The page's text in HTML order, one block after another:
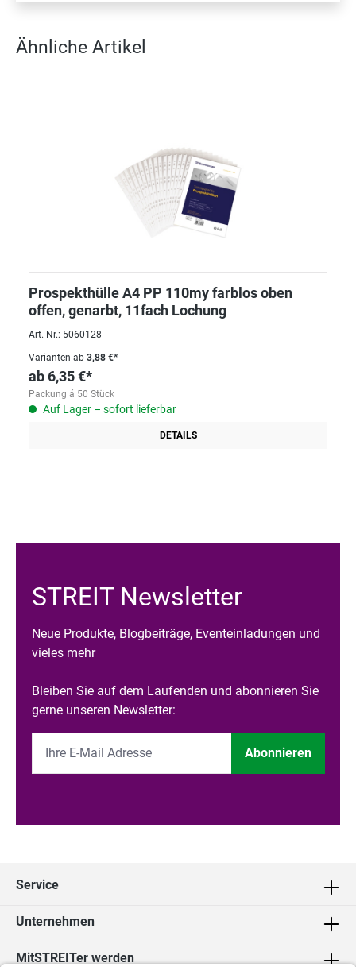
Ähnliche Artikel
Prospekthülle A4 PP 110my farblos oben
offen, genarbt, 11fach Lochung
Art.-Nr.: 5060128
Varianten ab 3,88 €*
ab6,35 €*
Packung á 50 Stück
Auf Lager – sofort lieferbar
DETAILS
STREIT Newsletter
Neue Produkte, Blogbeiträge, Eventeinladungen und
vieles mehr
Bleiben Sie auf dem Laufenden und abonnieren Sie
gerne unseren Newsletter:
Abonnieren
Service
Unternehmen
MitSTREITer werden